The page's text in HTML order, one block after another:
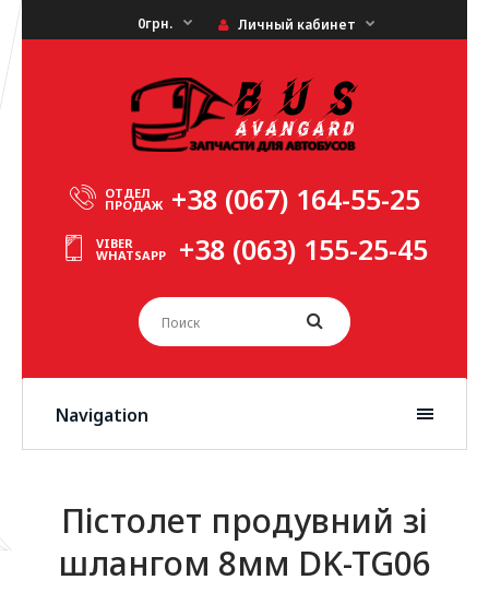
0грн. Личный кабинет
ОТДЕЛ
ПРОДАЖ +38 (067) 164-55-25
VIBER
WHATSAPP +38 (063) 155-25-45
Navigation
Пістолет продувний зі
шлангом 8мм DK-TG06